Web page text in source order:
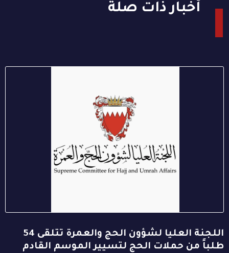
أخبار ذات صلة
اللجنة العليا لشؤون الحج والعمرة تتلقى 54
طلباً من حملات الحج لتسيير الموسم القادم